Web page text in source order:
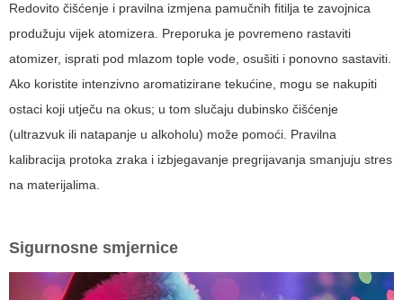
Redovito čišćenje i pravilna izmjena pamučnih fitilja te zavojnica
produžuju vijek atomizera. Preporuka je povremeno rastaviti
atomizer, isprati pod mlazom tople vode, osušiti i ponovno sastaviti.
Ako koristite intenzivno aromatizirane tekućine, mogu se nakupiti
ostaci koji utječu na okus; u tom slučaju dubinsko čišćenje
(ultrazvuk ili natapanje u alkoholu) može pomoći. Pravilna
kalibracija protoka zraka i izbjegavanje pregrijavanja smanjuju stres
na materijalima.
Sigurnosne smjernice